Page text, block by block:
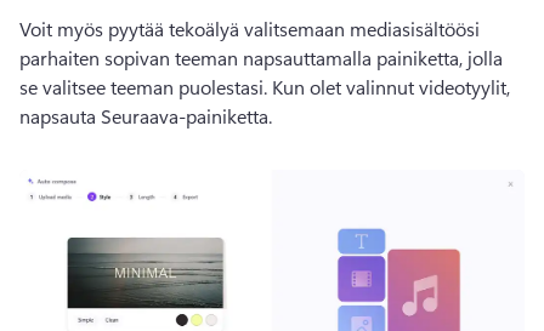
Voit myös pyytää tekoälyä valitsemaan mediasisältöösi
parhaiten sopivan teeman napsauttamalla painiketta, jolla
se valitsee teeman puolestasi. Kun olet valinnut videotyylit,
napsauta Seuraava-painiketta.